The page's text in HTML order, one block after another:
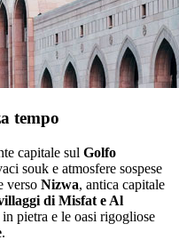
tempo
capitale sul Golfo
souk e atmosfere sospese
verso Nizwa, antica capitale
di Misfat e Al
pietra e le oasi rigogliose
.